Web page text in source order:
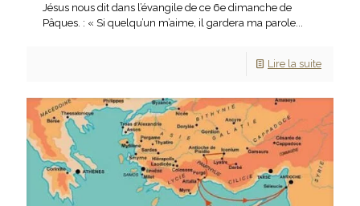
Jésus nous dit dans l’évangile de ce 6e dimanche de
Pâques. : « Si quelqu’un m’aime, il gardera ma parole...
Lire la suite